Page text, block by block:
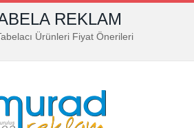
REKLAM
Ürünleri Fiyat Önerileri